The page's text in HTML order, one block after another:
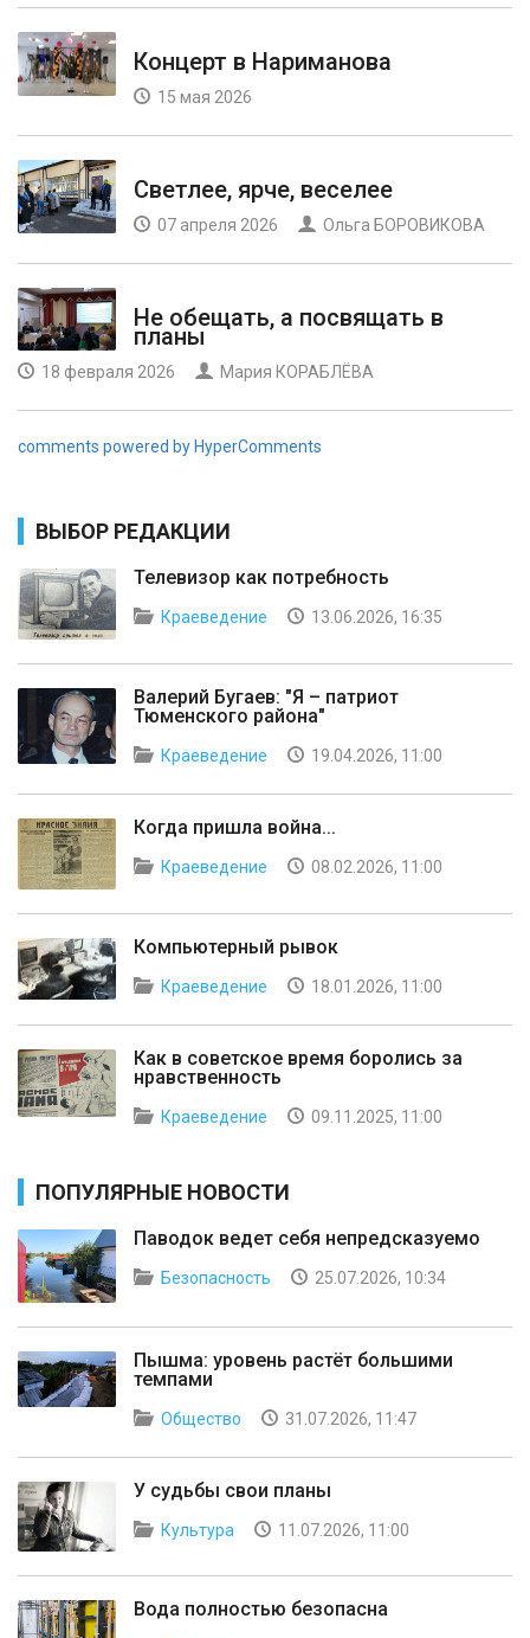
Концерт в Нариманова
15 мая 2026
Светлее, ярче, веселее
07 апреля 2026 Ольга БОРОВИКОВА
Не обещать, а посвящать в
планы
18 февраля 2026 Мария КОРАБЛЁВА
comments powered by HyperComments
ВЫБОР РЕДАКЦИИ
Телевизор как потребность
Краеведение 13.06.2026, 16:35
Валерий Бугаев: "Я – патриот
Тюменского района"
Краеведение 19.04.2026, 11:00
Когда пришла война...
Краеведение 08.02.2026, 11:00
Компьютерный рывок
Краеведение 18.01.2026, 11:00
Как в советское время боролись за
нравственность
Краеведение 09.11.2025, 11:00
ПОПУЛЯРНЫЕ НОВОСТИ
Паводок ведет себя непредсказуемо
Безопасность 25.07.2026, 10:34
Пышма: уровень растёт большими
темпами
Общество 31.07.2026, 11:47
У судьбы свои планы
Культура 11.07.2026, 11:00
Вода полностью безопасна